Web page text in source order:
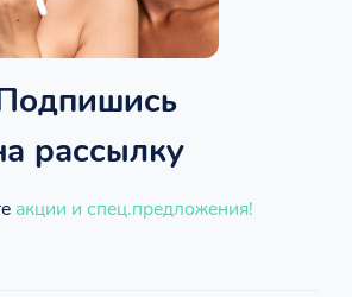
рассылку
акции и спец.предложения!